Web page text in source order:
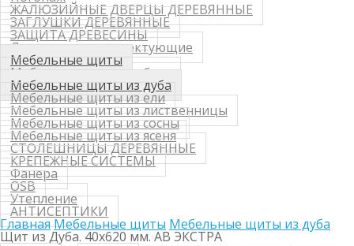
ЖАЛЮЗИЙНЫЕ ДВЕРЦЫ ДЕРЕВЯННЫЕ
ЗАГЛУШКИ ДЕРЕВЯННЫЕ
ЗАЩИТА ДРЕВЕСИНЫ
Лестницы и комплектующие
Мебельные щиты
Мебельные щиты из бука
Мебельные щиты из дуба
Мебельные щиты из ели
Мебельные щиты из лиственницы
Мебельные щиты из сосны
Мебельные щиты из ясеня
СТОЛЕШНИЦЫ ДЕРЕВЯННЫЕ
КРЕПЕЖНЫЕ СИСТЕМЫ
Фанера
OSB
Утепление
АНТИСЕПТИКИ
ГлавнаяМебельные щиты Мебельные щиты из дуба
Щит из Дуба. 40х620 мм. AB ЭКСТРА